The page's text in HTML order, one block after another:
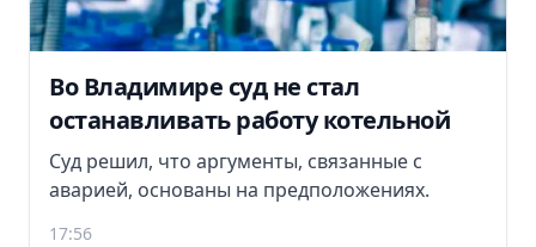
Во Владимире суд не стал
останавливать работу котельной
Суд решил, что аргументы, связанные с
аварией, основаны на предположениях.
17:56